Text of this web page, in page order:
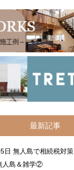
最新記事
日 無人島で相続税対
人島＆雑学②